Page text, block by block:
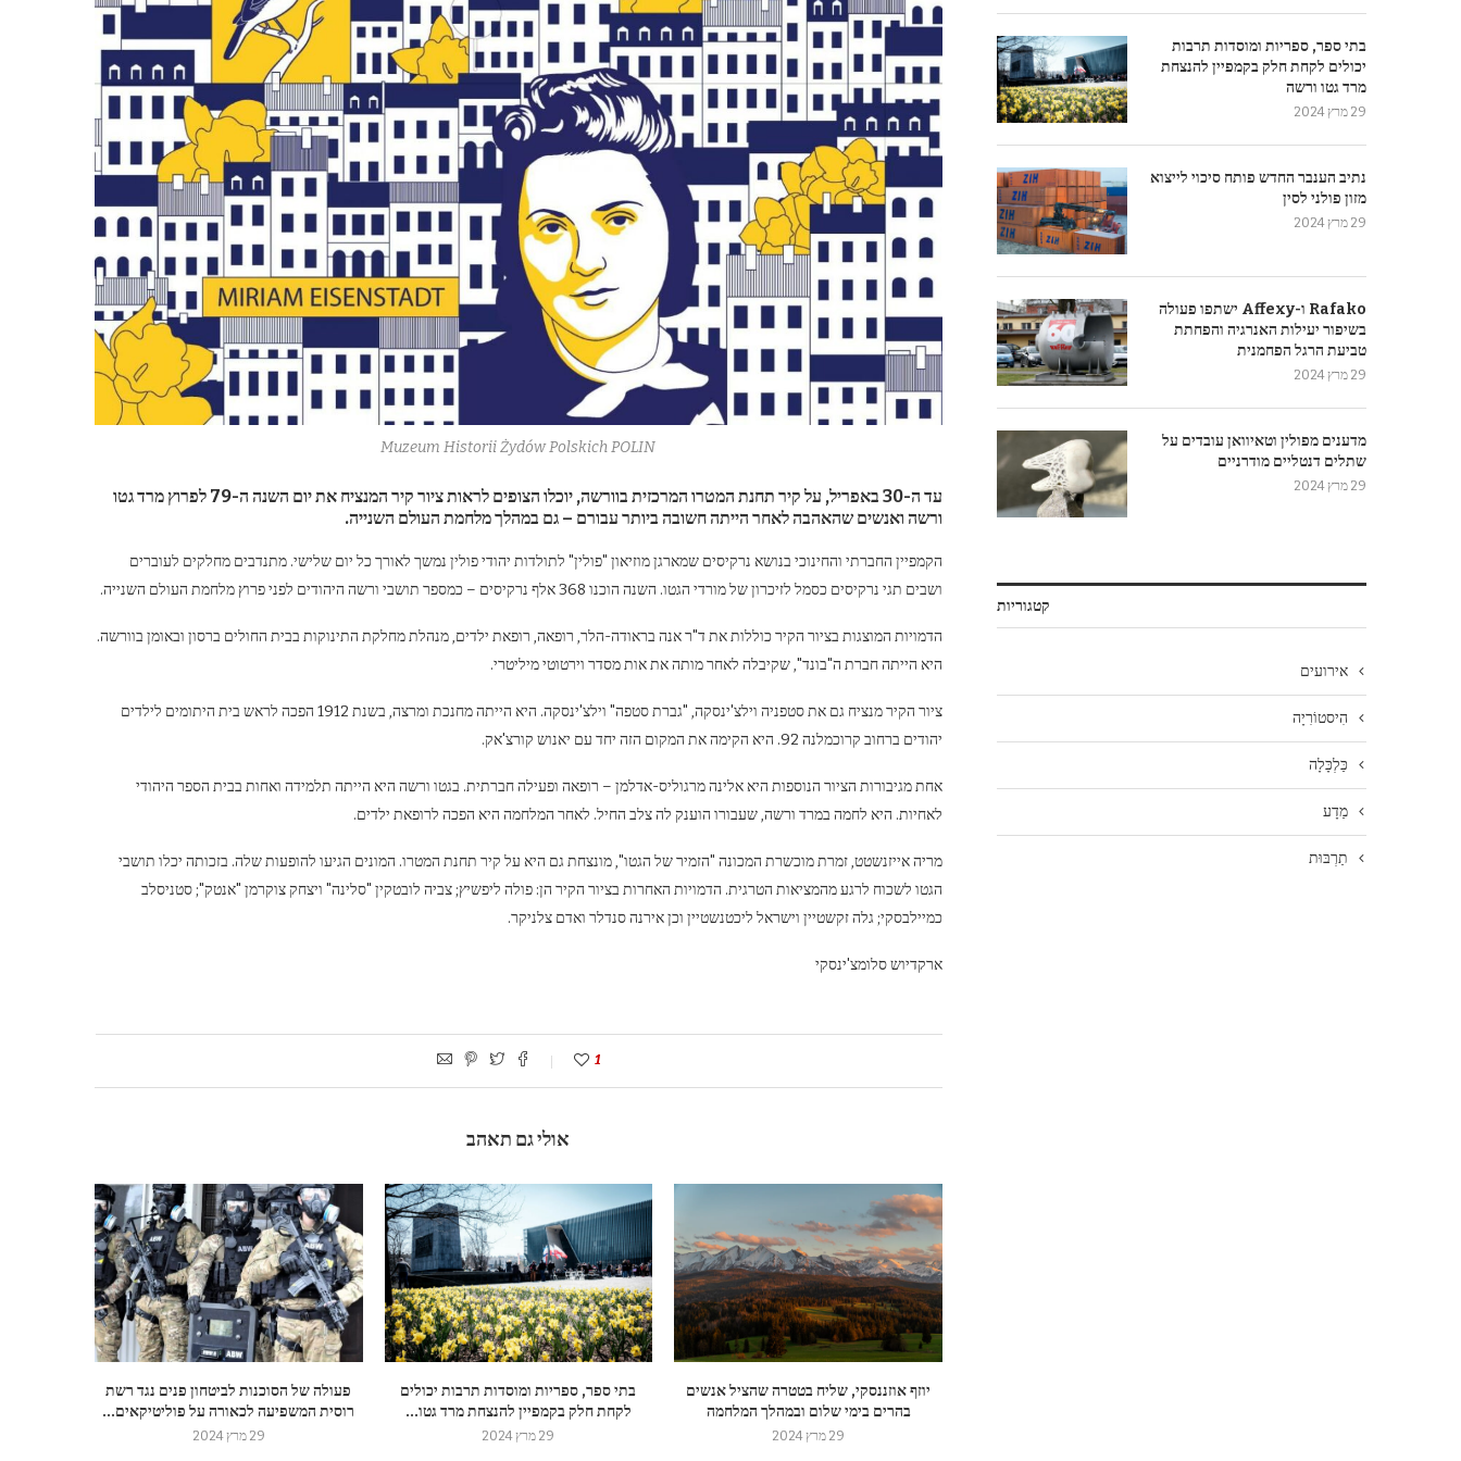
Muzeum Historii Żydów Polskich POLIN
עד ה-30 באפריל, על קיר תחנת המטרו המרכזית בוורשה, יוכלו הצופים לראות ציור קיר המנציח את יום השנה ה-79 לפרוץ מרד גטו
ורשה ואנשים שהאהבה לאחר הייתה חשובה ביותר עבורם – גם במהלך מלחמת העולם השנייה.
הקמפיין החברתי והחינוכי בנושא נרקיסים שמארגן מוזיאון "פולין" לתולדות יהודי פולין נמשך לאורך כל יום שלישי. מתנדבים מחלקים לעוברים
ושבים תגי נרקיסים כסמל לזיכרון של מורדי הגטו. השנה הוכנו 368 אלף נרקיסים – כמספר תושבי ורשה היהודים לפני פרוץ מלחמת העולם השנייה.
הדמויות המוצגות בציור הקיר כוללות את ד"ר אנה בראודה-הלר, רופאה, רופאת ילדים, מנהלת מחלקת התינוקות בבית החולים ברסון ובאומן בוורשה.
היא הייתה חברת ה"בונד", שקיבלה לאחר מותה את אות מסדר וירטוטי מיליטרי.
ציור הקיר מנציח גם את סטפניה וילצ'ינסקה, "גברת סטפה" וילצ'ינסקה. היא הייתה מחנכת ומרצה, בשנת 1912 הפכה לראש בית היתומים לילדים
יהודים ברחוב קרוכמלנה 92. היא הקימה את המקום הזה יחד עם יאנוש קורצ'אק.
אחת מגיבורות הציור הנוספות היא אלינה מרגוליס-אדלמן – רופאה ופעילה חברתית. בגטו ורשה היא הייתה תלמידה ואחות בבית הספר היהודי
לאחיות. היא לחמה במרד ורשה, שעבורו הוענק לה צלב החיל. לאחר המלחמה היא הפכה לרופאת ילדים.
מריה אייזנשטט, זמרת מוכשרת המכונה "הזמיר של הגטו", מונצחת גם היא על קיר תחנת המטרו. המונים הגיעו להופעות שלה. בזכותה יכלו תושבי
הגטו לשכוח לרגע מהמציאות הטרגית. הדמויות האחרות בציור הקיר הן: פולה ליפשיץ; צביה לובטקין "סלינה" ויצחק צוקרמן "אנטק"; סטניסלב
כמיילבסקי; גלה זקשטיין וישראל ליכטנשטיין וכן אירנה סנדלר ואדם צלניקר.
ארקדיוש סלומצ'ינסקי
1
אולי גם תאהב
פעולה של הסוכנות לביטחון פנים נגד רשת
רוסית המשפיעה לכאורה על פוליטיקאים...
29 מרץ 2024
בתי ספר, ספריות ומוסדות תרבות יכולים
לקחת חלק בקמפיין להנצחת מרד גטו...
29 מרץ 2024
יוזף אוזננסקי, שליח בטטרה שהציל אנשים
בהרים בימי שלום ובמהלך המלחמה
29 מרץ 2024
בתי ספר, ספריות ומוסדות תרבות
יכולים לקחת חלק בקמפיין להנצחת
מרד גטו ורשה
29 מרץ 2024
נתיב הענבר החדש פותח סיכוי לייצוא
מזון פולני לסין
29 מרץ 2024
Rafako ו-Affexy ישתפו פעולה
בשיפור יעילות האנרגיה והפחתת
טביעת הרגל הפחמנית
29 מרץ 2024
מדענים מפולין וטאיוואן עובדים על
שתלים דנטליים מודרניים
29 מרץ 2024
קטגוריות
אירועים
הִיסטוֹרִיָה
כַּלְכָּלָה
מַדָע
תַרְבּוּת